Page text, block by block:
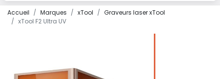
Accueil Marques xTool
Graveurs laser xTool
xTool F2 Ultra UV